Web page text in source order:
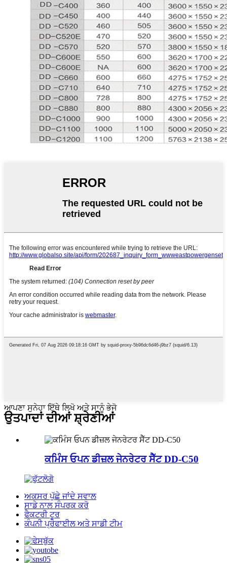
ਆਪਣਾ ਸੁਨੇਹਾ ਇੱਥੇ ਲਿਖੋ ਅਤੇ ਸਾਨੂੰ ਭੇਜੋ
ਉਤਪਾਦਾਂ ਦੀਆਂ ਸ਼੍ਰੇਣੀਆਂ
ਕਮਿੰਸ ਓਪਨ ਡੀਜ਼ਲ ਜੇਨਰੇਟਰ ਸੈੱਟ DD-C50
ਅਕਸਰ ਪੁੱਛੇ ਜਾਂਦੇ ਸਵਾਲ
ਸਾਡੇ ਨਾਲ ਸੰਪਰਕ ਕਰੋ
ਫੈਕਟਰੀ ਟੂਰ
ਕੰਪਨੀ ਪ੍ਰੋਫਾਈਲ ਅਤੇ ਸਾਡੀ ਟੀਮ